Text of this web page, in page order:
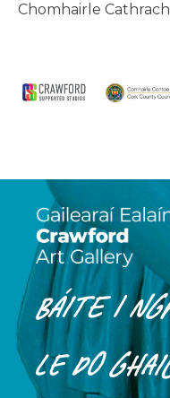
Chomhairle
Báite i
le do